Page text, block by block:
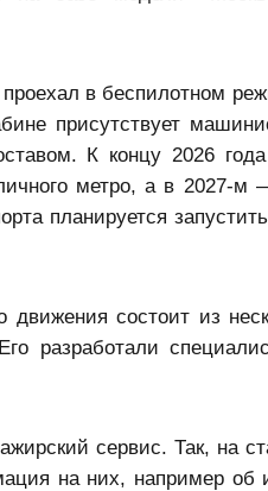
в беспилотном
присутствует
К концу 2026
метро, а в 2027-
планируется запустить
движения состоит из
разработали
сервис. Так, на
на них, например об